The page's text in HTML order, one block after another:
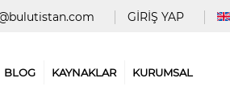
GİRİŞ YAP
BLOG KAYNAKLAR KURUMSAL